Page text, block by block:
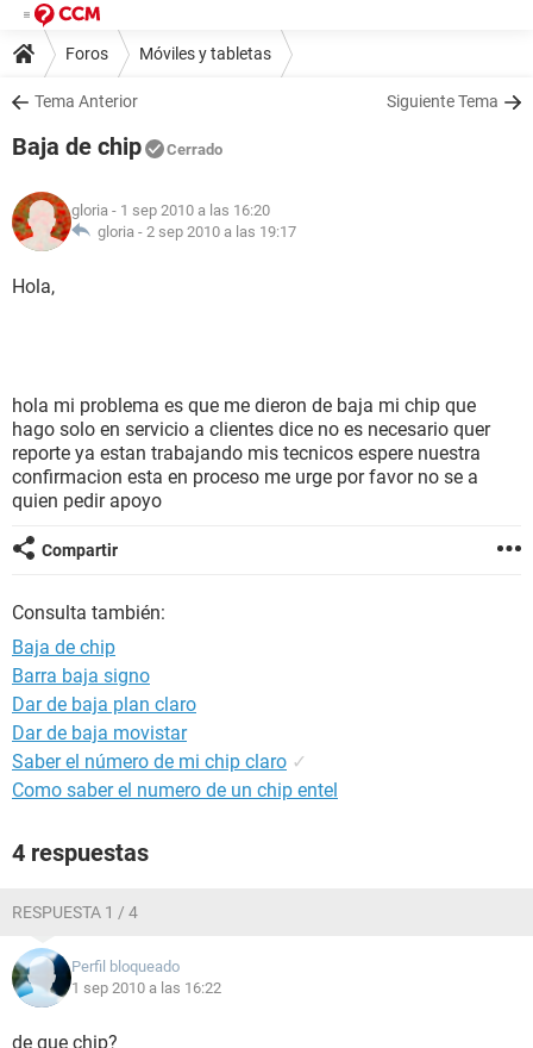
Foros Móviles y tabletas
Tema Anterior Siguiente Tema
Baja de chip Cerrado
gloria - 1 sep 2010 a las 16:20
gloria - 2 sep 2010 a las 19:17
Hola,
hola mi problema es que me dieron de baja mi chip que
hago solo en servicio a clientes dice no es necesario quer
reporte ya estan trabajando mis tecnicos espere nuestra
confirmacion esta en proceso me urge por favor no se a
quien pedir apoyo
Compartir
Consulta también:
Baja de chip
Barra baja signo
Dar de baja plan claro
Dar de baja movistar
Saber el número de mi chip claro ✓
Como saber el numero de un chip entel
4 respuestas
RESPUESTA 1 / 4
Perfil bloqueado
1 sep 2010 a las 16:22
de que chip?